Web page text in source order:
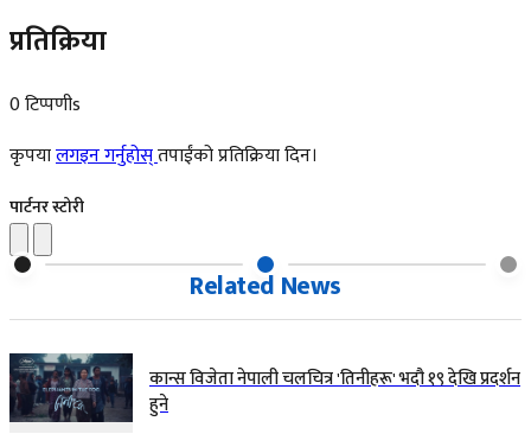
प्रतिक्रिया
0 टिप्पणीs
कृपयालगइन गर्नुहोस्तपाईंको प्रतिक्रिया दिन।
पार्टनर स्टोरी
Related News
कान्स विजेता नेपाली चलचित्र 'तिनीहरू' भदौ १९ देखि प्रदर्शन
हुने